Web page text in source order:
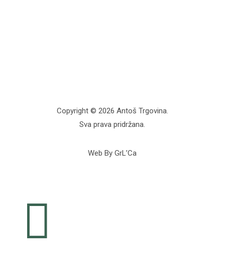
Copyright © 2026 Antoš Trgovina.
Sva prava pridržana.
Web By GrL’Ca
